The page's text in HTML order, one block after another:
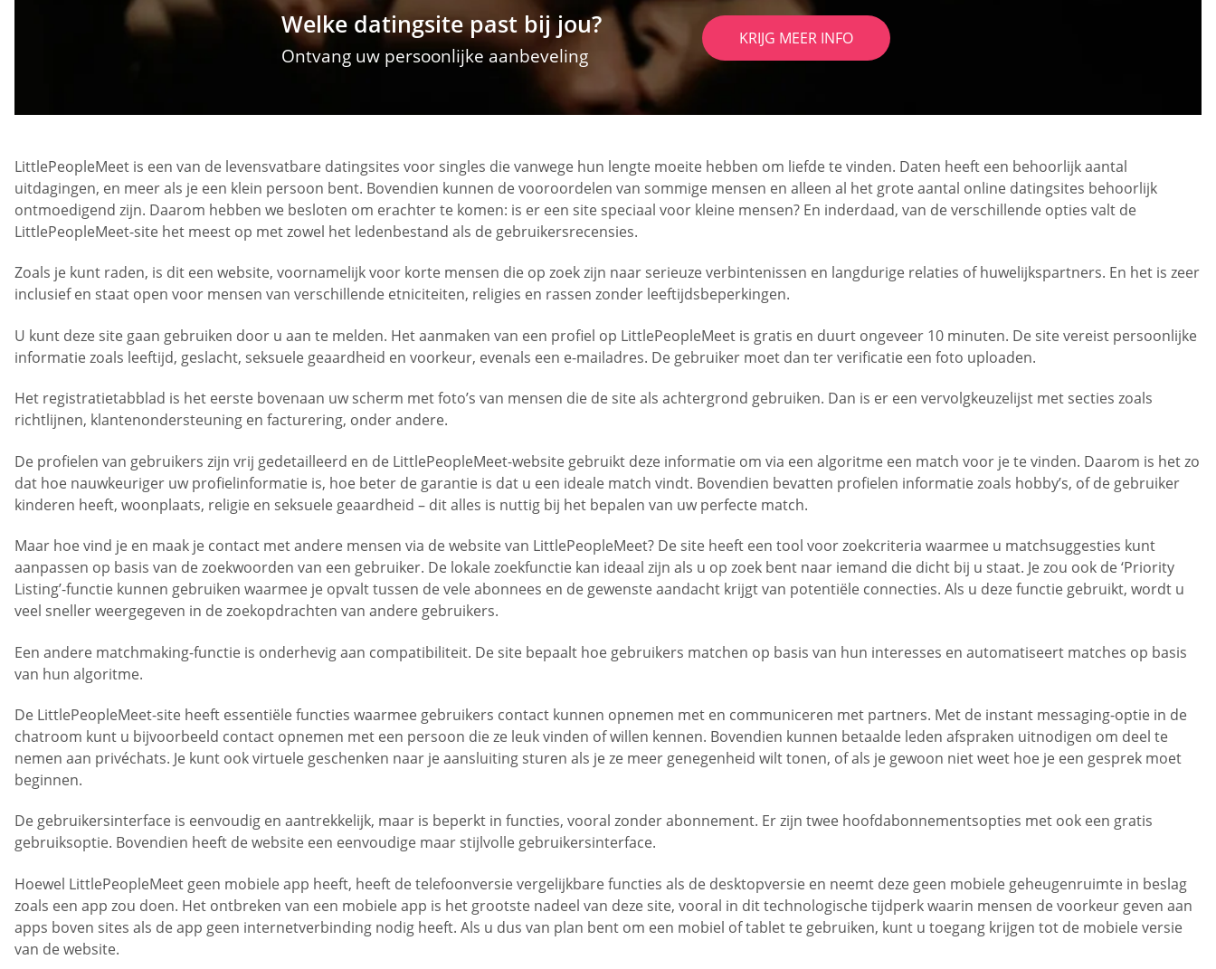
Welke datingsite past bij jou?
Ontvang uw persoonlijke aanbeveling
KRIJG MEER INFO
LittlePeopleMeet is een van de levensvatbare datingsites voor singles die vanwege hun lengte moeite hebben om liefde te vinden. Daten heeft een behoorlijk aantal
uitdagingen, en meer als je een klein persoon bent. Bovendien kunnen de vooroordelen van sommige mensen en alleen al het grote aantal online datingsites behoorlijk
ontmoedigend zijn. Daarom hebben we besloten om erachter te komen: is er een site speciaal voor kleine mensen? En inderdaad, van de verschillende opties valt de
LittlePeopleMeet-site het meest op met zowel het ledenbestand als de gebruikersrecensies.
Zoals je kunt raden, is dit een website, voornamelijk voor korte mensen die op zoek zijn naar serieuze verbintenissen en langdurige relaties of huwelijkspartners. En het is zeer
inclusief en staat open voor mensen van verschillende etniciteiten, religies en rassen zonder leeftijdsbeperkingen.
U kunt deze site gaan gebruiken door u aan te melden. Het aanmaken van een profiel op LittlePeopleMeet is gratis en duurt ongeveer 10 minuten. De site vereist persoonlijke
informatie zoals leeftijd, geslacht, seksuele geaardheid en voorkeur, evenals een e-mailadres. De gebruiker moet dan ter verificatie een foto uploaden.
Het registratietabblad is het eerste bovenaan uw scherm met foto’s van mensen die de site als achtergrond gebruiken. Dan is er een vervolgkeuzelijst met secties zoals
richtlijnen, klantenondersteuning en facturering, onder andere.
De profielen van gebruikers zijn vrij gedetailleerd en de LittlePeopleMeet-website gebruikt deze informatie om via een algoritme een match voor je te vinden. Daarom is het zo
dat hoe nauwkeuriger uw profielinformatie is, hoe beter de garantie is dat u een ideale match vindt. Bovendien bevatten profielen informatie zoals hobby’s, of de gebruiker
kinderen heeft, woonplaats, religie en seksuele geaardheid – dit alles is nuttig bij het bepalen van uw perfecte match.
Maar hoe vind je en maak je contact met andere mensen via de website van LittlePeopleMeet? De site heeft een tool voor zoekcriteria waarmee u matchsuggesties kunt
aanpassen op basis van de zoekwoorden van een gebruiker. De lokale zoekfunctie kan ideaal zijn als u op zoek bent naar iemand die dicht bij u staat. Je zou ook de ‘Priority
Listing’-functie kunnen gebruiken waarmee je opvalt tussen de vele abonnees en de gewenste aandacht krijgt van potentiële connecties. Als u deze functie gebruikt, wordt u
veel sneller weergegeven in de zoekopdrachten van andere gebruikers.
Een andere matchmaking-functie is onderhevig aan compatibiliteit. De site bepaalt hoe gebruikers matchen op basis van hun interesses en automatiseert matches op basis
van hun algoritme.
De LittlePeopleMeet-site heeft essentiële functies waarmee gebruikers contact kunnen opnemen met en communiceren met partners. Met de instant messaging-optie in de
chatroom kunt u bijvoorbeeld contact opnemen met een persoon die ze leuk vinden of willen kennen. Bovendien kunnen betaalde leden afspraken uitnodigen om deel te
nemen aan privéchats. Je kunt ook virtuele geschenken naar je aansluiting sturen als je ze meer genegenheid wilt tonen, of als je gewoon niet weet hoe je een gesprek moet
beginnen.
De gebruikersinterface is eenvoudig en aantrekkelijk, maar is beperkt in functies, vooral zonder abonnement. Er zijn twee hoofdabonnementsopties met ook een gratis
gebruiksoptie. Bovendien heeft de website een eenvoudige maar stijlvolle gebruikersinterface.
Hoewel LittlePeopleMeet geen mobiele app heeft, heeft de telefoonversie vergelijkbare functies als de desktopversie en neemt deze geen mobiele geheugenruimte in beslag
zoals een app zou doen. Het ontbreken van een mobiele app is het grootste nadeel van deze site, vooral in dit technologische tijdperk waarin mensen de voorkeur geven aan
apps boven sites als de app geen internetverbinding nodig heeft. Als u dus van plan bent om een mobiel of tablet te gebruiken, kunt u toegang krijgen tot de mobiele versie
van de website.